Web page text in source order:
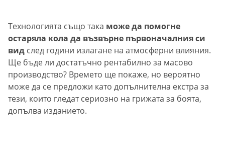
Технологията също така може да помогне
остаряла кола да възвърне първоначалния си
вид след години излагане на атмосферни влияния.
Ще бъде ли достатъчно рентабилно за масово
производство? Времето ще покаже, но вероятно
може да се предложи като допълнителна екстра за
тези, които гледат сериозно на грижата за боята,
допълва изданието.